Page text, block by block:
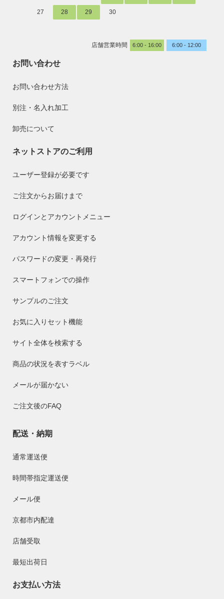
27 28 29 30
店舗営業時間 6:00 - 16:00 6:00 - 12:00
お問い合わせ
お問い合わせ方法
別注・名入れ加工
卸売について
ネットストアのご利用
ユーザー登録が必要です
ご注文からお届けまで
ログインとアカウントメニュー
アカウント情報を変更する
パスワードの変更・再発行
スマートフォンでの操作
サンプルのご注文
お気に入りセット機能
サイト全体を検索する
商品の状況を表すラベル
メールが届かない
ご注文後のFAQ
配送・納期
通常運送便
時間帯指定運送便
メール便
京都市内配達
店舗受取
最短出荷日
お支払い方法